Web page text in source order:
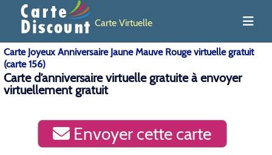
Carte Virtuelle
Carte Joyeux Anniversaire Jaune Mauve Rouge virtuelle gratuit
(carte 156)
Carte d’anniversaire virtuelle gratuite à envoyer
virtuellement gratuit
Envoyer cette carte